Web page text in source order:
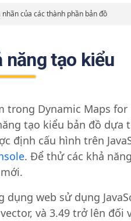
của các thành phần bản đồ
năng tạo kiểu
Dynamic Maps for
tạo kiểu bản đồ dựa
định cấu hình trên
. Để thử các khả
web sử dụng
và 3.49 trở lên đối